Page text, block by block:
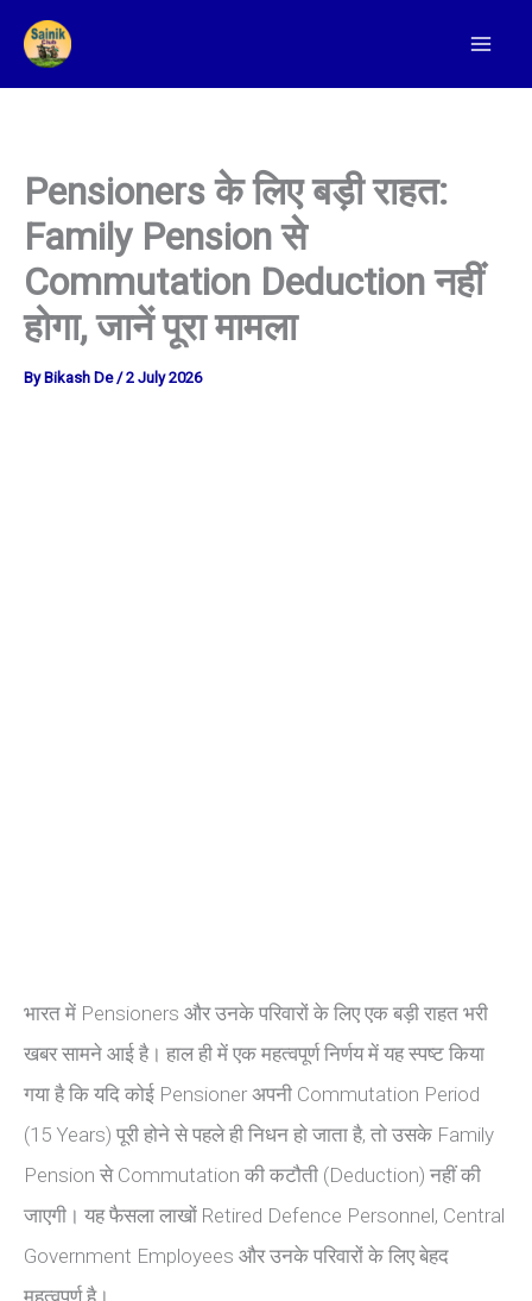
Skip
Pensioners के लिए बड़ी राहत:
Family Pension से
Commutation Deduction नहीं
होगा, जानें पूरा मामला
By Bikash De/2 July 2026
भारत में Pensioners और उनके परिवारों के लिए एक बड़ी राहत भरी
खबर सामने आई है। हाल ही में एक महत्वपूर्ण निर्णय में यह स्पष्ट किया
गया है कि यदि कोई Pensioner अपनी Commutation Period
(15 Years) पूरी होने से पहले ही निधन हो जाता है, तो उसके Family
Pension से Commutation की कटौती (Deduction) नहीं की
जाएगी। यह फैसला लाखों Retired Defence Personnel, Central
Government Employees और उनके परिवारों के लिए बेहद
महत्वपूर्ण है।